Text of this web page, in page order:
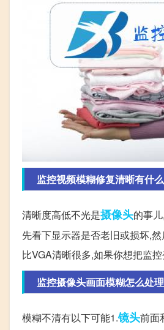
监控视频模糊修复清晰有什
清晰度高低不光是摄像头的事
先看下显示器是否老旧或损坏,
比VGA清晰很多,如果你想把监
监控摄像头画面模糊怎么处
模糊不清有以下可能1.镜头前面